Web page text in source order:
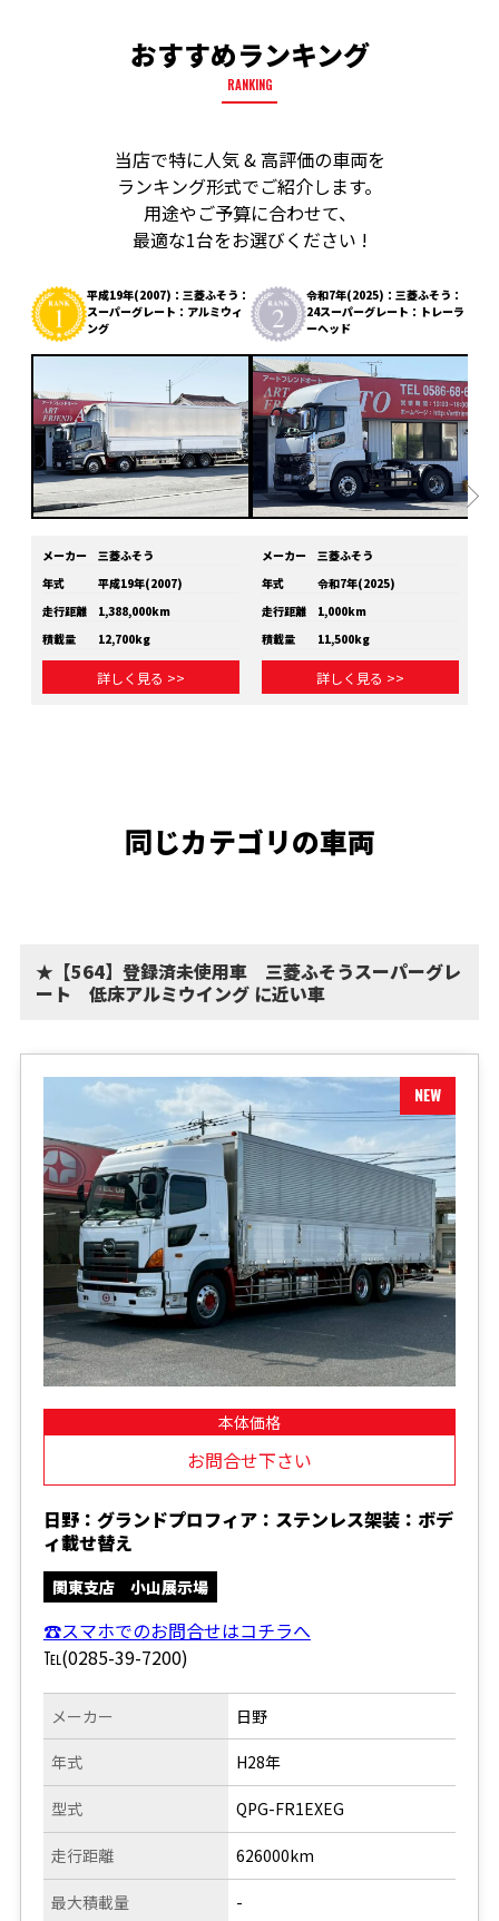
おすすめランキング
RANKING
当店で特に人気 & 高評価の車両を
ランキング形式でご紹介します。
用途やご予算に合わせて、
最適な1台をお選びください !
平成19年(2007)：三菱ふそう：
スーパーグレート：アルミウィ
ング
メーカー
三菱ふそう
年式
平成19年(2007)
走行距離
1,388,000km
積載量
12,700kg
詳しく見る >>
令和7年(2025)：三菱ふそう：
24スーパーグレート：トレーラ
ーヘッド
メーカー
三菱ふそう
年式
令和7年(2025)
走行距離
1,000km
積載量
11,500kg
詳しく見る >>
同じカテゴリの車両
★【564】登録済未使用車 三菱ふそうスーパーグレ
ート 低床アルミウイング に近い車
本体価格
お問合せ下さい
日野：グランドプロフィア：ステンレス架装：ボデ
ィ載せ替え
関東支店 小山展示場
☎スマホでのお問合せはコチラへ
℡(0285-39-7200)
メーカー
年式
型式
走行距離
日野
H28年
QPG-FR1EXEG
626000km
最大積載量 -